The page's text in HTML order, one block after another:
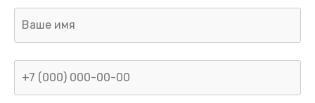
Заказать
Ремонт капиллярной трубки
400 руб.